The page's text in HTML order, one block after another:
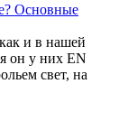
Основные
и в нашей
он у них EN
свет, на